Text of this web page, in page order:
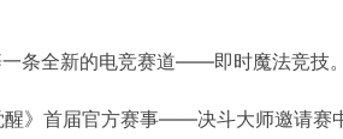
条全新的电竞赛道——即时魔法竞技。
醒》首届官方赛事——决斗大师邀请赛